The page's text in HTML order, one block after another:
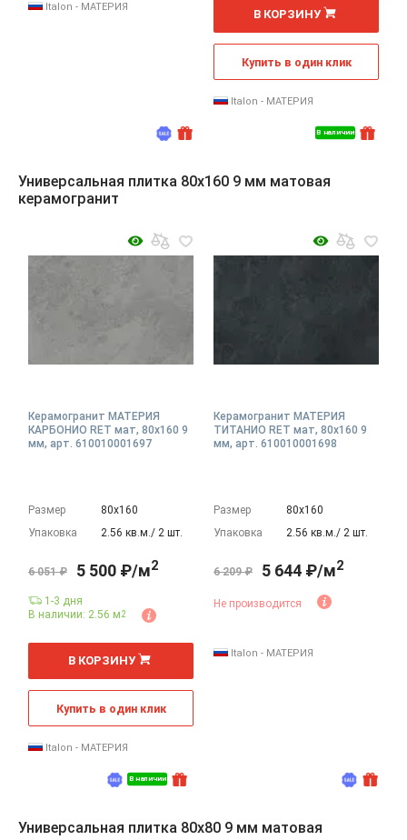
Italon - МАТЕРИЯ
В наличии
В КОРЗИНУ
Купить в один клик
Italon - МАТЕРИЯ
Универсальная плитка 80x160 9 мм матовая
керамогранит
Керамогранит МАТЕРИЯ
КАРБОНИО RET мат, 80x160 9
мм, арт. 610010001697
Размер
80х160
Упаковка
2.56 кв.м./ 2 шт.
В наличии
6 051 ₽ 5 500 ₽/м2
1-3 дня
В наличии: 2.56 м2
м
В КОРЗИНУ
Купить в один клик
Italon - МАТЕРИЯ
Керамогранит МАТЕРИЯ
ТИТАНИО RET мат, 80x160 9
мм, арт. 610010001698
Размер
80х160
Упаковка
2.56 кв.м./ 2 шт.
6 209 ₽ 5 644 ₽/м2
Не производится
Italon - МАТЕРИЯ
Универсальная плитка 80x80 9 мм матовая